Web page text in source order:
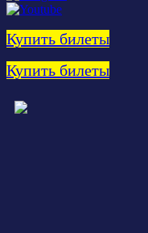
Купить билеты
Купить билеты